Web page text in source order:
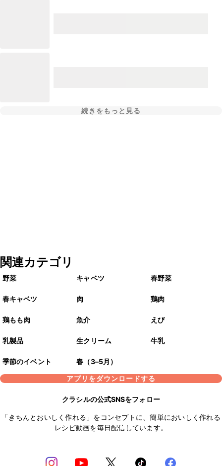
続きをもっと見る
関連カテゴリ
野菜 キャベツ 春野菜
春キャベツ 肉 鶏肉
鶏もも肉 魚介 えび
乳製品 生クリーム 牛乳
季節のイベント
春（3–5月）
アプリをダウンロードする
クラシルの公式SNSをフォロー
「きちんとおいしく作れる」をコンセプトに、簡単においしく作れる
レシピ動画を毎日配信しています。